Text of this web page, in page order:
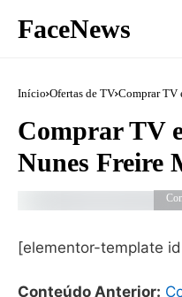
FaceNews
Início Ofertas de TV Comprar TV
Comprar TV
Nunes Freire
[elementor-template
Conteúdo Anterior: